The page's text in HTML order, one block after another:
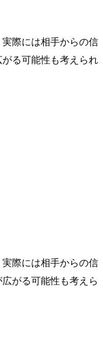
際には相手からの信
る可能性も考えられ
際には相手からの信
がる可能性も考えら